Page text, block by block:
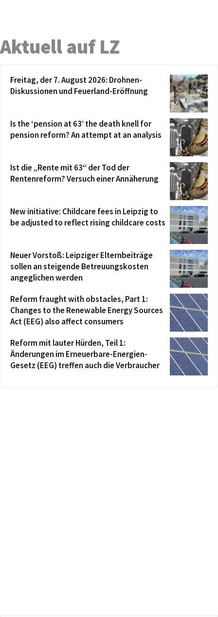
Aktuell auf LZ
Freitag, der 7. August 2026: Drohnen-
Diskussionen und Feuerland-Eröffnung
Is the ‘pension at 63’ the death knell for
pension reform? An attempt at an analysis
Ist die „Rente mit 63“ der Tod der
Rentenreform? Versuch einer Annäherung
New initiative: Childcare fees in Leipzig to
be adjusted to reflect rising childcare costs
Neuer Vorstoß: Leipziger Elternbeiträge
sollen an steigende Betreuungskosten
angeglichen werden
Reform fraught with obstacles, Part 1:
Changes to the Renewable Energy Sources
Act (EEG) also affect consumers
Reform mit lauter Hürden, Teil 1:
Änderungen im Erneuerbare-Energien-
Gesetz (EEG) treffen auch die Verbraucher